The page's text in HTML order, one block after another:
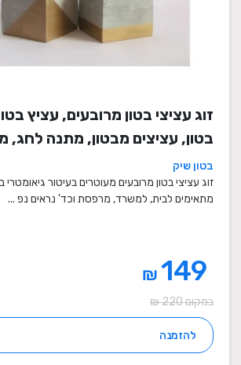
זוג עציצי בטון מרובעים, עציץ
בטון, עציצים מבטון, מתנה לחג,
לעובדים, מתנות לחנוכת בית,
מתנה, מתנות מיוחדות
בטון שיק
זוג עציצי בטון מרובעים מעוטרים בעיטור גיאומטרי
מתאימים לבית, למשרד, מרפסת וכד' נראים נפ ...
₪
במקום 220 ₪
להזמנה